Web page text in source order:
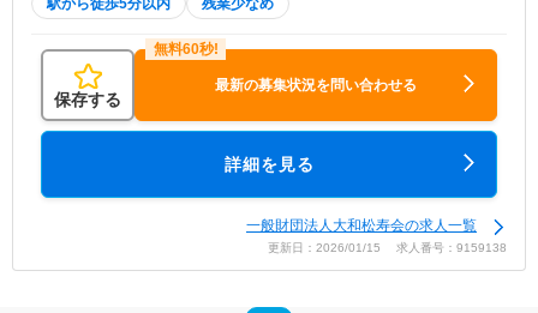
駅から徒歩5分以内 残業少なめ
保存する
最新の募集状況を問い合わせる
詳細を見る
一般財団法人大和松寿会の求人一覧
更新日：2026/01/15 求人番号：9159138